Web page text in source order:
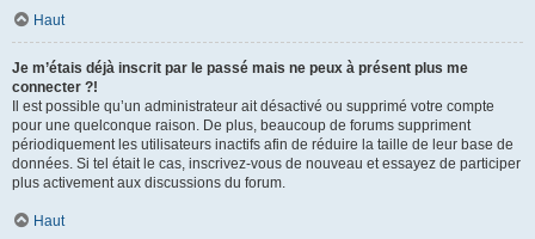
Haut
Je m’étais déjà inscrit par le passé mais ne peux à présent plus me
connecter ?!
Il est possible qu’un administrateur ait désactivé ou supprimé votre compte
pour une quelconque raison. De plus, beaucoup de forums suppriment
périodiquement les utilisateurs inactifs afin de réduire la taille de leur base de
données. Si tel était le cas, inscrivez-vous de nouveau et essayez de participer
plus activement aux discussions du forum.
Haut